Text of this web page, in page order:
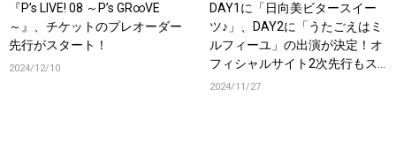
『P’s LIVE! 08 ～P’s GR∞VE
～』、チケットのプレオーダー
先行がスタート！
2024/12/10
DAY1に「日向美ビタースイー
ツ♪」、DAY2に「うたごえはミ
ルフィーユ」の出演が決定！オ
フィシャルサイト2次先行もス
タート！
2024/11/27